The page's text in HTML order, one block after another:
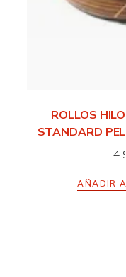
ROLLOS
STANDARD
AÑADIR